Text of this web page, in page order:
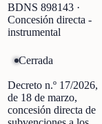
BDNS 898143 ·
Concesión directa -
instrumental
Cerrada
Decreto n.º 17/2026,
de 18 de marzo,
concesión directa de